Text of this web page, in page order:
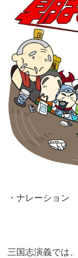
・ナレーション
三国志演義では